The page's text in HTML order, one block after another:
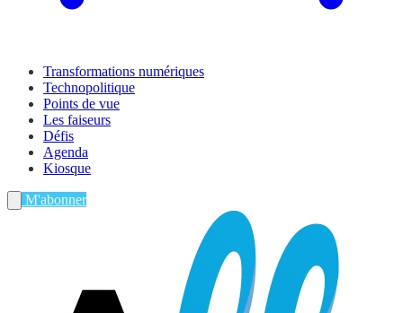
Transformations numériques
Technopolitique
Points de vue
Les faiseurs
Défis
Agenda
Kiosque
M'abonner